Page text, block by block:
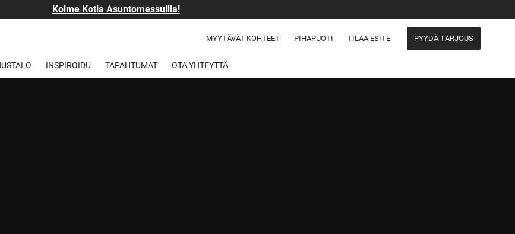
Kolme Kotia Asuntomessuilla!
MYYTÄVÄT KOHTEET PIHAPUOTI TILAA ESITE PYYDÄ TARJOUS
INSPIROIDU TAPAHTUMAT OTA YHTEYTTÄ